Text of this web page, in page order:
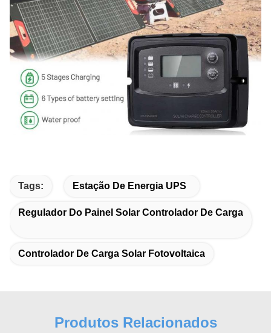
Tags: Estação De Energia UPS
Regulador Do Painel Solar Controlador De Carga
Controlador De Carga Solar Fotovoltaica
Produtos Relacionados